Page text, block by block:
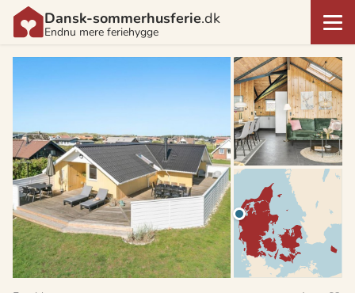
Dansk-sommerhusferie.dk
Endnu mere feriehygge